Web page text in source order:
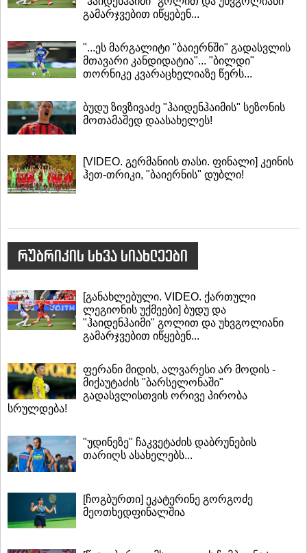
გამარჯვებით იწყებენ...
"...ეს მარგალიტი "ბაიერნში" გადასვლის
მთავარი კანდიდატია"... "ბილდი"
თორნიკე კვარაცხელიაზე წერს...
ბუდუ ზივზივაძე "ჰაიდენჰაიმის" სეზონის
მოთამაშედ დაასახელეს!
[VIDEO. გერმანიის თასი. ფინალი] კეინის
ჰეთ-თრიკი, "ბაიერნის" დუბლი!
რუბრიკის სხვა სიახლეები
[განახლებული. VIDEO. ქართული
ლეგიონის უქმეები] ბუდუ და
"ჰაიდენჰაიმი" გოლით და უხვგოლიანი
გამარჯვებით იწყებენ...
ფერანი მიდის, ალვარესი არ მოდის -
მიქაუტაძის "ბარსელონაში"
გადასვლისთვის ორივე პირობა
სრულდება!
"უდინეზე" ჩაკვეტაძის დაბრუნების
თარიღს ასახელებს...
[ჩოგბურთი] ეკატერინე გორგოძე
მეოთხედფინალშია